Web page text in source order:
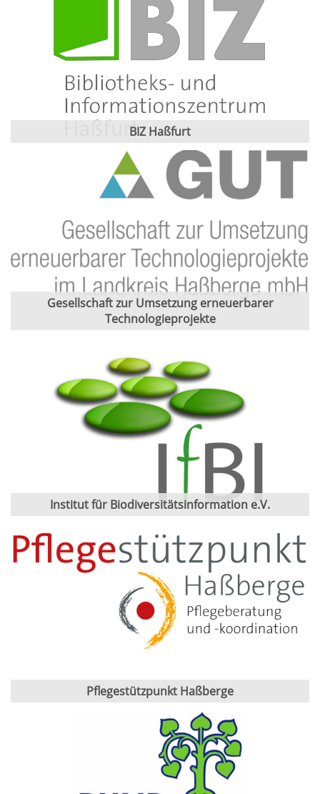
BIZ Haßfurt
Gesellschaft zur Umsetzung erneuerbarer
Technologieprojekte
Institut für Biodiversitätsinformation e.V.
Pflegestützpunkt Haßberge